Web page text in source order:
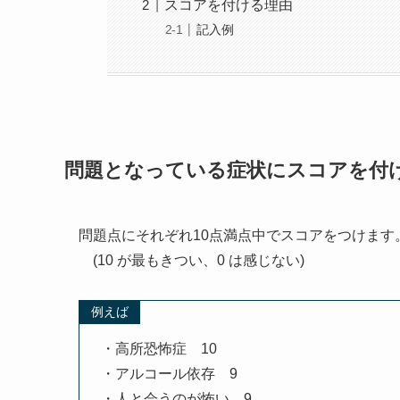
スコアを付ける理由
記入例
問題となっている症状にスコアを付
問題点にそれぞれ10点満点中でスコアをつけます
(10 が最もきつい、0 は感じない)
例えば
・高所恐怖症 10
・アルコール依存 9